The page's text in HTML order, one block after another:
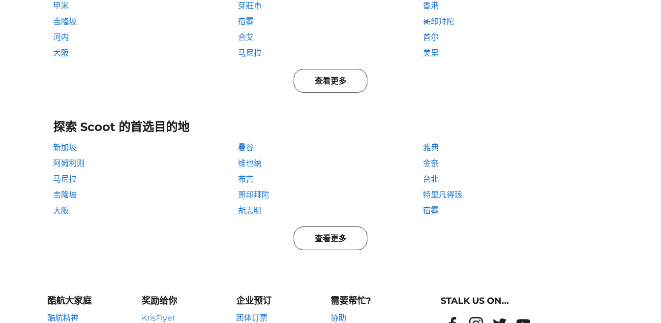
甲米
芽莊市
香港
吉隆坡
宿雾
哥印拜陀
河内
合艾
首尔
大阪
马尼拉 美里
查看更多
探索 Scoot 的首选目的地
新加坡 曼谷
雅典
阿姆利则
维也纳
金奈
马尼拉
布吉
台北
吉隆坡
哥印拜陀
特里凡得琅
大阪
胡志明 宿雾
查看更多
酷航大家庭
酷航精神
奖励给你
KrisFlyer
企业预订
团体订票
需要帮忙?
协助
STALK US ON...